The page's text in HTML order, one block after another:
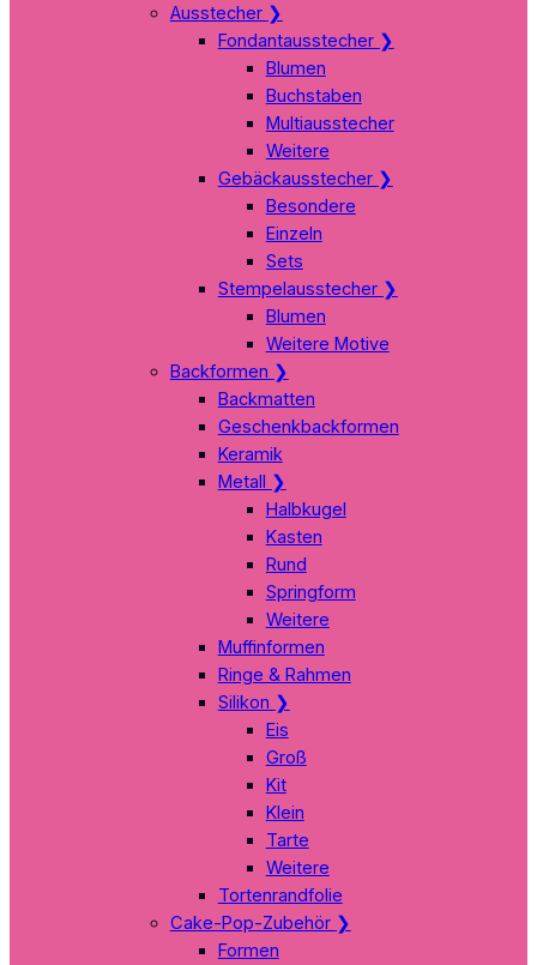
Ausstecher ❯
Fondantausstecher ❯
Blumen
Buchstaben
Multiausstecher
Weitere
Gebäckausstecher ❯
Besondere
Einzeln
Sets
Stempelausstecher ❯
Blumen
Weitere Motive
Backformen ❯
Backmatten
Geschenkbackformen
Keramik
Metall ❯
Halbkugel
Kasten
Rund
Springform
Weitere
Muffinformen
Ringe & Rahmen
Silikon ❯
Eis
Groß
Kit
Klein
Tarte
Weitere
Tortenrandfolie
Cake-Pop-Zubehör ❯
Formen